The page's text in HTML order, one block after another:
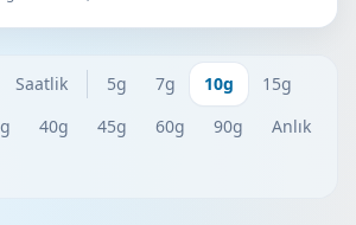
Saatlik 5g 7g 10g
15g
40g 45g 60g 90g
Anlık